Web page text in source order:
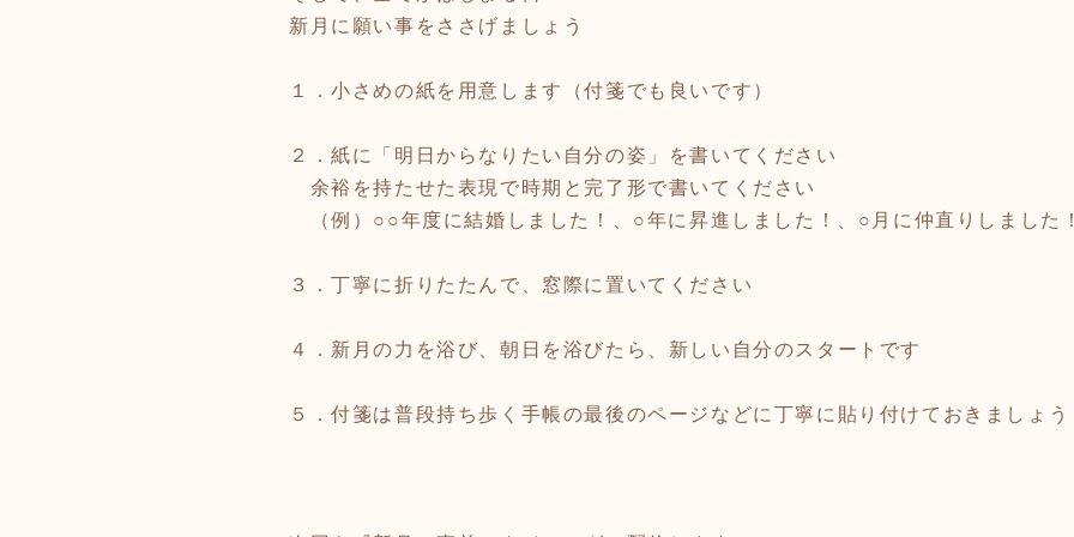
新月に願い事をささげましょう
１．小さめの紙を用意します（付箋でも良いです）
２．紙に「明日からなりたい自分の姿」を書いてください
余裕を持たせた表現で時期と完了形で書いてください
（例）○○年度に結婚しました！、○年に昇進しました！、○月に仲直りしました
３．丁寧に折りたたんで、窓際に置いてください
４．新月の力を浴び、朝日を浴びたら、新しい自分のスタートです
５．付箋は普段持ち歩く手帳の最後のページなどに丁寧に貼り付けておきましょう